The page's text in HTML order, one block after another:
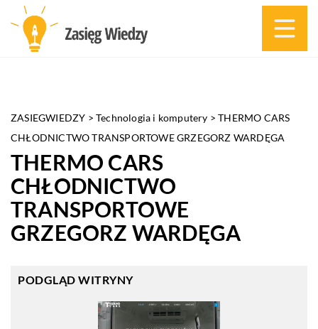
ZASIEGWIEDZY >Technologia i komputery >THERMO CARS
CHŁODNICTWO TRANSPORTOWE GRZEGORZ WARDĘGA
THERMO CARS
CHŁODNICTWO
TRANSPORTOWE
GRZEGORZ WARDĘGA
PODGLĄD WITRYNY